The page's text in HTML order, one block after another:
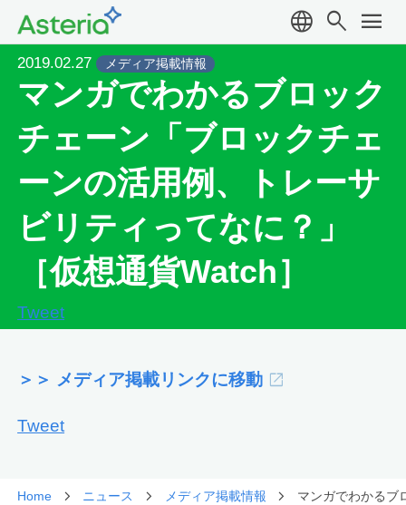
language search menu
2019.02.27 メディア掲載情報
マンガでわかるブロック
チェーン「ブロックチェ
ーンの活用例、トレーサ
ビリティってなに？」
［仮想通貨Watch］
Tweet
＞＞ メディア掲載リンクに移動
Tweet
Home ニュース メディア掲載情報 マンガでわかるブ